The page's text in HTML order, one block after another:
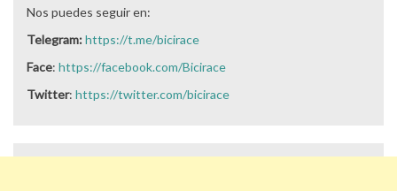
Nos puedes seguir en:
Telegram:https://t.me/bicirace
Face: https://facebook.com/Bicirace
Twitter: https://twitter.com/bicirace